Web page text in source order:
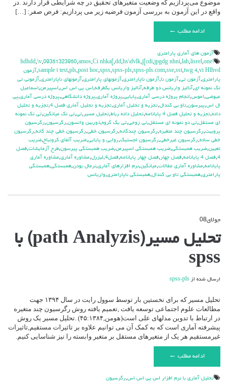
موضوع می‌پردازیم که وضعیت متغیرهای تحقیق در چه شرایطی قرار دارند .در
واقع در این آزمون به بررسی آزمون فرضیه زیر می پردازیم: فرض صفر: […]
ادامه مطلب ←
آزمون هاي آماري پارامتري
\hdhdd
,\v,09351323950,amos,Ci nhka[ ,dd,hs\dvlk,j[cdi,jpgdg nhni,lah,lisrel,one
sample t test,pls,post hoc,spss,spss-pls,spss-pls.com,sse,sst,twg 4,vi Hlhvd
,آزمون
پارامتری,آزمون تی,آزمون نا,آزمون ناپارامتری,آزمونهای پارامتری,آزمونهای ناپارامتری,آزمونی تی
تک نمونه ای,آنالیز واریانس دو طرفه,آنالیز واریانس یکطرفه,اس پی اس اس,اسپیرمن,اسماعیل
عیوضی,اموس,انجام پروژه درسی آماری,پایایی,پروژه آماری,پروژه دانشگاهی,پروژه درسی آماری,پی
ال اس,پیرسون,تاو بی کندال,تجزیه و تحلیل آماری,تجزیه و تحلیل آماری فصل 4 ,تجزیه و تحلیل
داده,تجزیه و تحلیل فصل 4 پایانامه ,تحلیل داده رباط,تحلیل مسیر ,تی,تی تک میانگین,تی تک نمونه
ای مستقل,تی دو نمونه ای مستقل,تی زوجی,تی یک گروه,دوربین واتسون,رگرسیون,رگرسیون
پروبیت,رگرسیون چند متغیره,رگرسیون چندگانه,رگرسیون خطی,رگرسیون خطی چند گانه,رگرسیون
خطی ساده,رگرسیون غیرخطی,رگرسیون لجستیک,روایی و پایایی,ضریب آلفای کرونباخ,ضریب
تعیین,ضریب همبستگی,ضریب همبستگی اسپیرمن,ضریب همبستگی پیرسون,طرح آزمایشات,فصل
4
,فصل 4 پایانامه ,فصل چهار ,فصل چهار پایانامه,فصل4 ,لیزرل,مشاوره آماری,مشاوره آماری
پایانامه,مشاوره آماری مقالات,میانگین,نرم افزارهای آماری,نرمال بودن,همبستگی,همبستگی
پارامتری,همبستگی تاو بی کندال,همبستگی ناپارامتری,واریانس
جولای08
تحلیل
تحلیل مسیر(path Analyzis) با
spss
ارسال شده از spss-pls
تحلیل مسیر که برای نخستین بار توسط سوول رایت در سال ۱۳۹۴ جهت
مطالعات علوم اجتماعی توسعه یافت ,تعمیم یافته روش رگرسیون چند متغیره
در ارتباط با تدوین مدلهای علی است(هومن,۴۵:۱۳۸۴) .تحلیل مسیر یک روش
پیشرفته آماری است که به کمک آن می توانیم علاوه بر تاثیرات مستقیم,تاثیرات
غیرمستقیم هر یک از متغیرهای مستقل بر متغیر وابسته را نیز شناسایی کنیم.
ادامه مطلب ←
تحليل آماري با نرم افزار اس پي اس اس,رگرسیون